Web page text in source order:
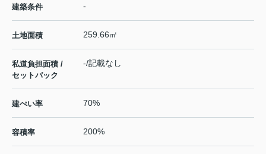
建築条件 -
土地面積 259.66㎡
私道負担面積 /
セットバック
-/記載なし
建ぺい率 70%
容積率 200%